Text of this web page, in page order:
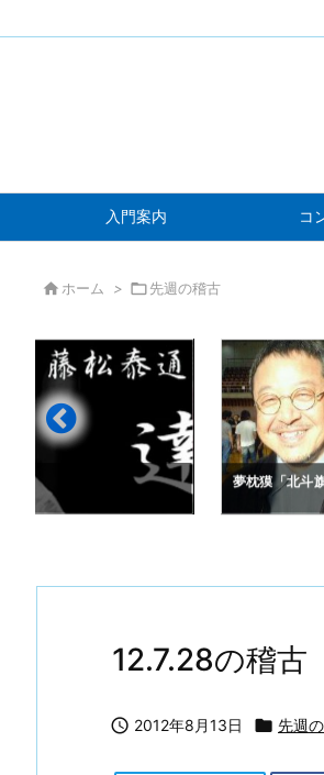
入門案内 コ
 ホーム > 先週の稽古
夢枕獏「北斗
12.7.28の稽古
 2012年8月13日  先週